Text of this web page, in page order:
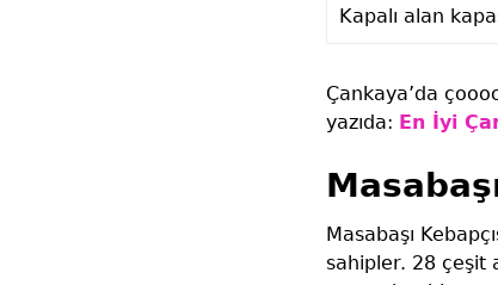
Kapalı alan
Çankaya’da
yazıda: En İyi
Masabaşı
sahipler. 28 çeşit